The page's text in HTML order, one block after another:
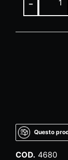
-
Questo
COD. 4680